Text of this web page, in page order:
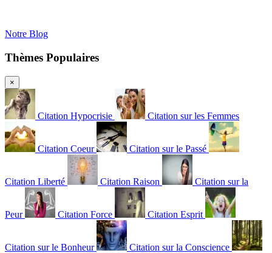
Notre Blog
Thèmes Populaires
×
Citation Hypocrisie Citation sur les Femmes
Citation Coeur Citation sur le Passé
Citation Liberté Citation Raison Citation sur la
Peur Citation Force Citation Esprit
Citation sur le Bonheur Citation sur la Conscience